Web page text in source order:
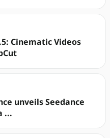
Cinematic Videos
unveils Seedance
...